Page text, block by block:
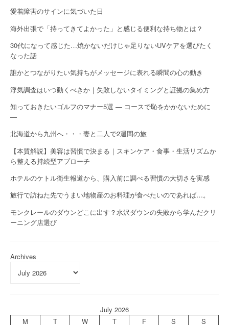
愛着障害のサインに気づいた日
海外出張で「持ってきてよかった」と感じる便利な持ち物とは？
30代になって感じた…焼かないだけじゃ足りないUVケアを選びたく
なった話
誰かとつながりたい気持ちがメッセージに表れる瞬間の心の動き
浮気調査はいつ動くべきか｜失敗しないタイミングと証拠の集め方
知っておきたいゴルフのマナー5選 — コースで恥をかかないために
—
北海道から九州へ・・・妻と二人で2週間の旅
【本質解説】美容は習慣で決まる｜スキンケア・食事・生活リズムか
ら整える持続型アプローチ
ホテルのケトル衛生報道から、購入前に調べる習慣の大切さを実感
旅行で訪ねた先でうまい地物産のお料理が食べたいのであれば…。
モンクレールのダウンどこに出す？水沢ダウンの失敗から学んだクリ
ーニング店選び
Archives
July 2026
M
T W T F S S